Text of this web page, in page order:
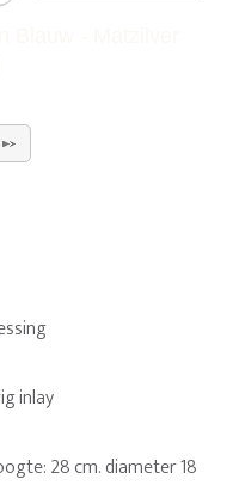
inlay
28 cm. diameter 18